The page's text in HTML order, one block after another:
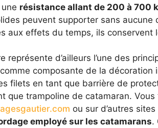
résistance allant de 200 à 700
peuvent supporter sans aucune
aux effets du temps, ils conservent
représente d’ailleurs l’une des
composante de la
filets en tant que barrière de
que trampoline de catamaran. Vous
ou sur d’autres
employé sur les catamarans.